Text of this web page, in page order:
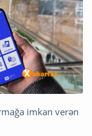
imkan verən